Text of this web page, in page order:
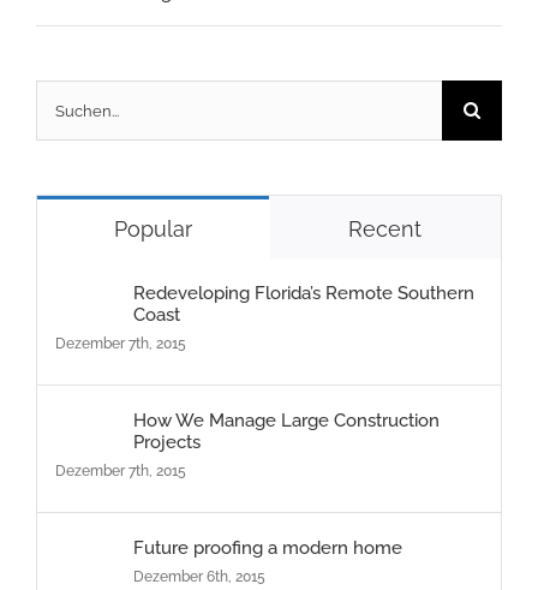
Suche
nach:
Popular Recent
Redeveloping Florida’s Remote Southern
Coast
Dezember 7th, 2015
How We Manage Large Construction
Projects
Dezember 7th, 2015
Future proofing a modern home
Dezember 6th, 2015